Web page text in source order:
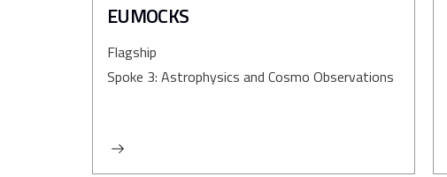
EUMOCKS
Flagship
Spoke 3: Astrophysics and Cosmo Observations